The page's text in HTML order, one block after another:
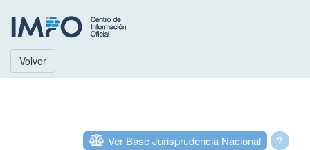
Volver
?
Ver Base Jurisprudencia Nacional